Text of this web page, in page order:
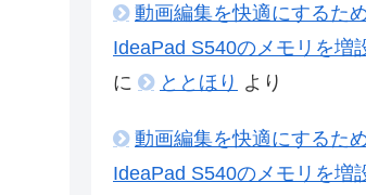
動画編集を快適にするた
IdeaPad S540のメモリを増
に
ととほり より
動画編集を快適にするた
IdeaPad S540のメモリを増